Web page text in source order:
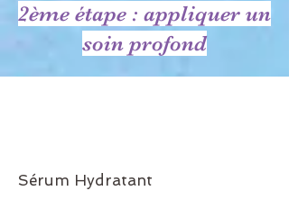
2ème étape : appliquer un
soin profond
Sérum Hydratant